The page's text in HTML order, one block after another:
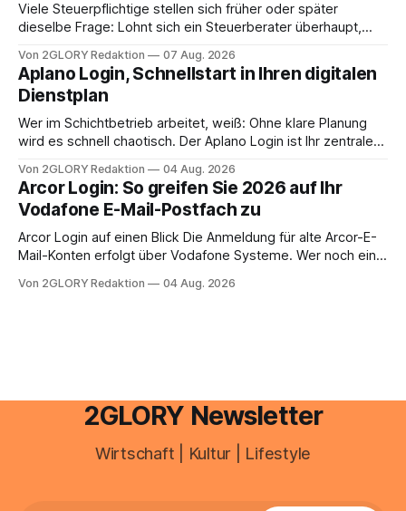
Viele Steuerpflichtige stellen sich früher oder später
dieselbe Frage: Lohnt sich ein Steuerberater überhaupt,
erledigen? Die kurze Antwort: Bei einfachen
Einkommensverhältnissen reicht häufig eine Steuersoftware
aus – sobald jedoch mehrere Einkunftsarten
zusammentreffen oder größere finanzielle Veränderungen
anstehen, zahlt sich professionelle Unterstützung meist
Von 2GLORY Redaktion 07 Aug. 2026
Aplano Login, Schnellstart in Ihren digitalen
Dienstplan
Wer im Schichtbetrieb arbeitet, weiß: Ohne klare Planung
wird es schnell chaotisch. Der Aplano Login ist Ihr zentraler
abwesenheiten und die gesamte kommunikation rund um
Ihr personal digital zu organisieren. In diesem Leitfaden
erfahren Sie alles, was Sie für einen reibungslosen Einstieg
brauchen, von der Registrierung
Von 2GLORY Redaktion 04 Aug. 2026
Arcor Login: So greifen Sie 2026 auf Ihr
Vodafone E-Mail-Postfach zu
Arcor Login auf einen Blick Die Anmeldung für alte Arcor-E-
Mail-Konten erfolgt über Vodafone Systeme. Wer noch eine
besitzt, loggt sich heute über das Vodafone E-Mail & Cloud
Von 2GLORY Redaktion 04 Aug. 2026
2GLORY Newsletter
Wirtschaft | Kultur | Lifestyle